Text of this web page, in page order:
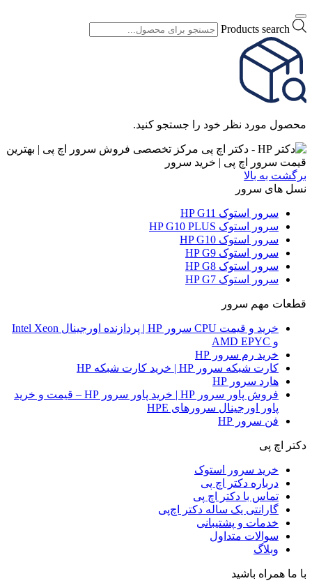
Products search
محصول مورد نظر خود را جستجو کنید.
برگشت به بالا
نسل های سرور
سرور استوک HP G11
سرور استوک HP G10 PLUS
سرور استوک HP G10
سرور استوک HP G9
سرور استوک HP G8
سرور استوک HP G7
قطعات مهم سرور
خرید و قیمت CPU سرور HP | پردازنده اورجینال Intel Xeon
و AMD EPYC
خرید رم سرور HP
کارت شبکه سرور HP | خرید کارت شبکه HP
هارد سرور HP
فروش پاور سرور HP | خرید پاور سرور HP – قیمت و خرید
پاور اورجینال سرورهای HPE
فن سرور HP
دکتر اچ پی
خرید سرور استوک
درباره دکتر اچ پی
تماس با دکتر اچ پی
گارانتی یک ساله دکتر اچ‌پی
خدمات و پشتیبانی
سوالات متداول
وبلاگ
با ما همراه باشید